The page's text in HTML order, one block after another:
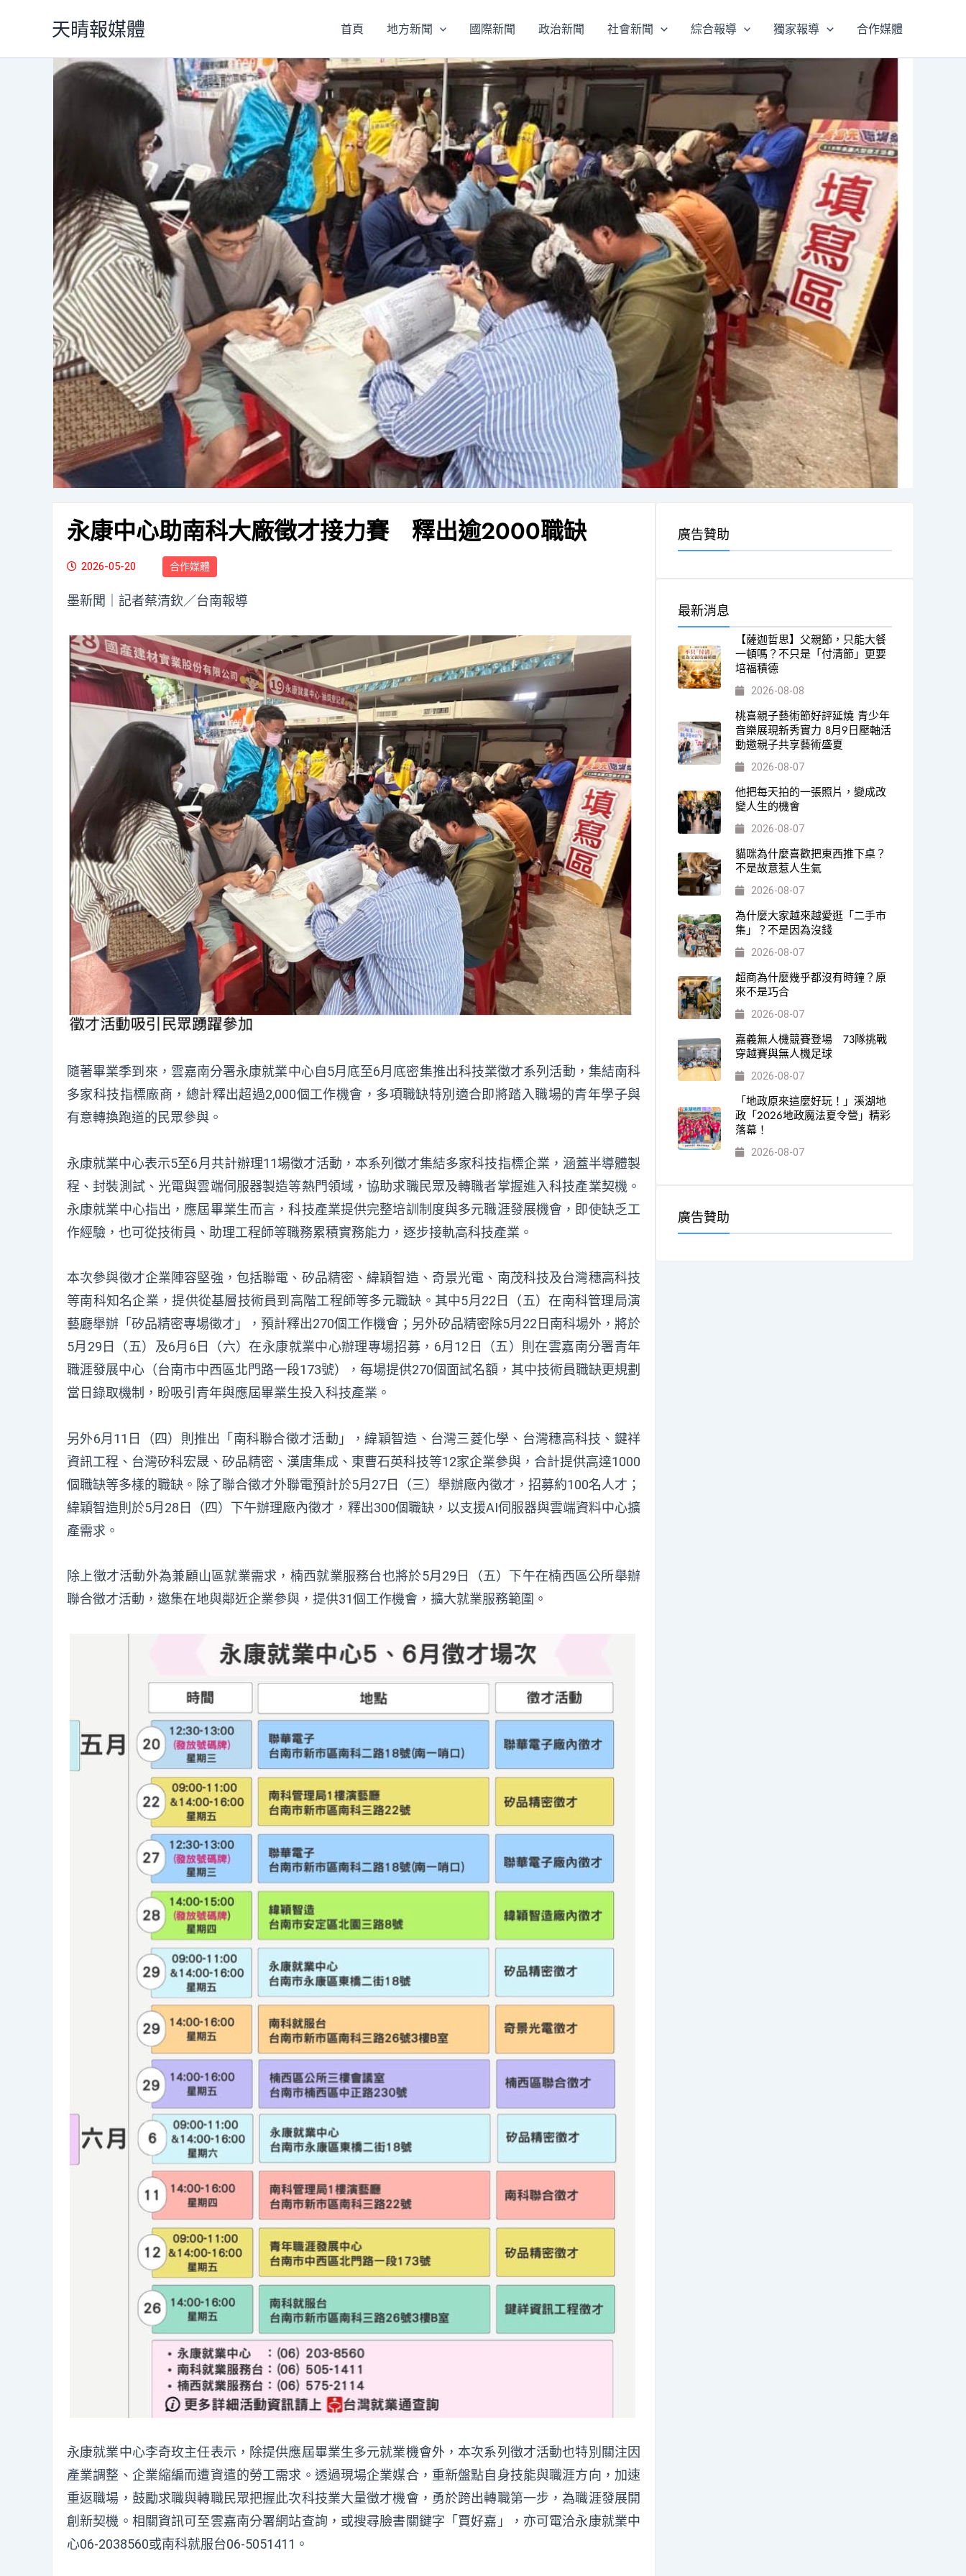
天晴報媒體 首頁 地方新聞 國際新聞 政治新聞 社會新聞 綜合報導 獨家報導 合作媒體
永康中心助南科大廠徵才接力賽 釋出逾2000職缺
2026-05-20 合作媒體
墨新聞 ｜記者蔡清欽／台南報導
隨著畢業季到來，雲嘉南分署永康就業中心自5月底至6月底密集推出科技業徵才系列活動，集結南科
多家科技指標廠商，總計釋出超過2,000個工作機會，多項職缺特別適合即將踏入職場的青年學子與
有意轉換跑道的民眾參與。
永康就業中心表示5至6月共計辦理11場徵才活動，本系列徵才集結多家科技指標企業，涵蓋半導體製
程、封裝測試、光電與雲端伺服器製造等熱門領域，協助求職民眾及轉職者掌握進入科技產業契機。
永康就業中心指出，應屆畢業生而言，科技產業提供完整培訓制度與多元職涯發展機會，即使缺乏工
作經驗，也可從技術員、助理工程師等職務累積實務能力，逐步接軌高科技產業。
本次參與徵才企業陣容堅強，包括聯電、矽品精密、緯穎智造、奇景光電、南茂科技及台灣穗高科技
等南科知名企業，提供從基層技術員到高階工程師等多元職缺。其中5月22日（五）在南科管理局演
藝廳舉辦「矽品精密專場徵才」，預計釋出270個工作機會；另外矽品精密除5月22日南科場外，將於
5月29日（五）及6月6日（六）在永康就業中心辦理專場招募，6月12日（五）則在雲嘉南分署青年
職涯發展中心（台南市中西區北門路一段173號），每場提供270個面試名額，其中技術員職缺更規劃
當日錄取機制，盼吸引青年與應屆畢業生投入科技產業。
另外6月11日（四）則推出「南科聯合徵才活動」，緯穎智造、台灣三菱化學、台灣穗高科技、鍵祥
資訊工程、台灣矽科宏晟、矽品精密、漢唐集成、東曹石英科技等12家企業參與，合計提供高達1000
個職缺等多樣的職缺。除了聯合徵才外聯電預計於5月27日（三）舉辦廠內徵才，招募約100名人才；
緯穎智造則於5月28日（四）下午辦理廠內徵才，釋出300個職缺，以支援AI伺服器與雲端資料中心擴
產需求。
除上徵才活動外為兼顧山區就業需求，楠西就業服務台也將於5月29日（五）下午在楠西區公所舉辦
聯合徵才活動，邀集在地與鄰近企業參與，提供31個工作機會，擴大就業服務範圍。
永康就業中心李奇玫主任表示，除提供應屆畢業生多元就業機會外，本次系列徵才活動也特別關注因
產業調整、企業縮編而遭資遣的勞工需求。透過現場企業媒合，重新盤點自身技能與職涯方向，加速
重返職場，鼓勵求職與轉職民眾把握此次科技業大量徵才機會，勇於跨出轉職第一步，為職涯發展開
創新契機。相關資訊可至雲嘉南分署網站查詢，或搜尋臉書關鍵字「賈好嘉」，亦可電洽永康就業中
心06-2038560或南科就服台06-5051411。
廣告贊助
最新消息
【薩迦哲思】父親節，只能大餐
一頓嗎？不只是「付清節」更要
培福積德
2026-08-08
桃喜親子藝術節好評延燒 青少年
音樂展現新秀實力 8月9日壓軸活
動邀親子共享藝術盛夏
2026-08-07
他把每天拍的一張照片，變成改
變人生的機會
2026-08-07
貓咪為什麼喜歡把東西推下桌？
不是故意惹人生氣
2026-08-07
為什麼大家越來越愛逛「二手市
集」？不是因為沒錢
2026-08-07
超商為什麼幾乎都沒有時鐘？原
來不是巧合
2026-08-07
嘉義無人機競賽登場 73隊挑戰
穿越賽與無人機足球
2026-08-07
「地政原來這麼好玩！」溪湖地
政「2026地政魔法夏令營」精彩
落幕！
2026-08-07
廣告贊助